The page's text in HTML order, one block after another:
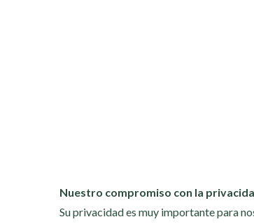
Nuestro compromiso con la
Su privacidad es muy importante para